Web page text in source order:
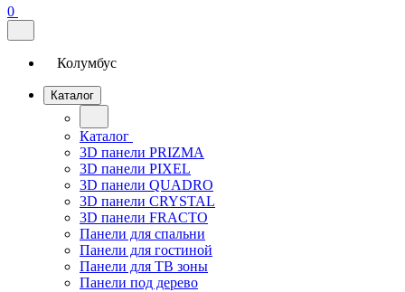
0
Колумбус
Каталог
Каталог
3D панели PRIZMA
3D панели PIXEL
3D панели QUADRO
3D панели CRYSTAL
3D панели FRACTO
Панели для спальни
Панели для гостиной
Панели для ТВ зоны
Панели под дерево